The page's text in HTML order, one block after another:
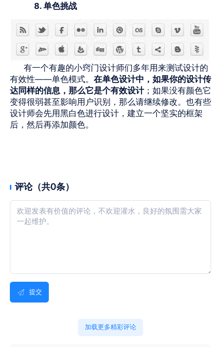
8. 单色挑战
有一个有趣的小窍门设计师们多年用来测试设计的
有效性——单色模式。 在单色设计中，如果你的设计传
达同样的信息，那么它是个有效设计；如果没有颜色它
变得很弱甚至影响用户识别，那么请继续修改。也有些
设计师会先用黑白色进行设计，建立一个坚实的框架
后，然后再添加颜色。
评论（共0条）
提交
加载更多精彩评论